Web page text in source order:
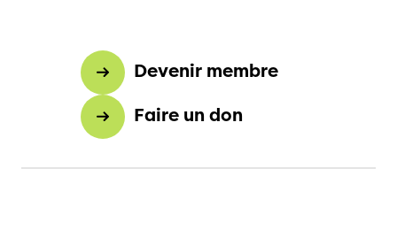
Devenir membre
Faire un don